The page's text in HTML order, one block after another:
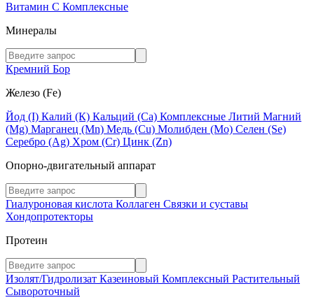
Витамин C Комплексные
Минералы
Кремний Бор
Железо (Fe)
Йод (I) Калий (К) Кальций (Са) Комплексные Литий Магний
(Mg) Марганец (Mn) Медь (Сu) Молибден (Мо) Селен (Se)
Серебро (Ag) Хром (Cr) Цинк (Zn)
Опорно-двигательный аппарат
Гиалуроновая кислота Коллаген Связки и суставы
Хондопротекторы
Протеин
Изолят/Гидролизат Казеиновый Комплексный Растительный
Сывороточный